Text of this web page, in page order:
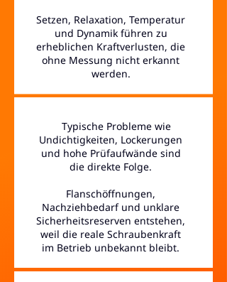
Setzen, Relaxation, Temperatur
und Dynamik führen zu
erheblichen Kraftverlusten, die
ohne Messung nicht erkannt
werden.
Typische Probleme wie
Undichtigkeiten, Lockerungen
und hohe Prüfaufwände sind
die direkte Folge.
Flanschöffnungen,
Nachziehbedarf und unklare
Sicherheitsreserven entstehen,
weil die reale Schraubenkraft
im Betrieb unbekannt bleibt.